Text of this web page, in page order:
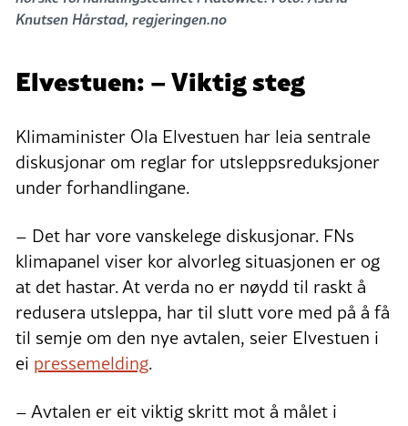
Knutsen Hårstad, regjeringen.no
Elvestuen: – Viktig steg
Klimaminister Ola Elvestuen har leia sentrale
diskusjonar om reglar for utsleppsreduksjoner
under forhandlingane.
– Det har vore vanskelege diskusjonar. FNs
klimapanel viser kor alvorleg situasjonen er og
at det hastar. At verda no er nøydd til raskt å
redusera utsleppa, har til slutt vore med på å få
til semje om den nye avtalen, seier Elvestuen i
ei pressemelding.
– Avtalen er eit viktig skritt mot å målet i